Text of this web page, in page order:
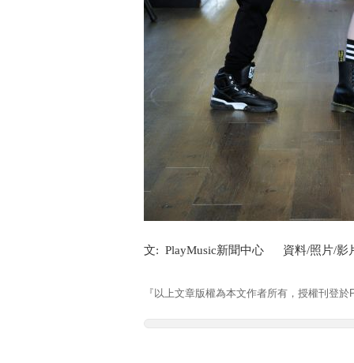
文: PlayMusic新聞中心 資料/照片/影
『以上文章版權為本文作者所有，授權刊登